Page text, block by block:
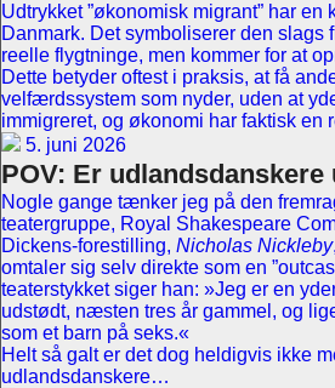
Udtrykket ”økonomisk migrant” har
Danmark. Det symboliserer den slags
reelle flygtninge, men kommer for at
Dette betyder oftest i praksis, at få
velfærdssystem som nyder, uden at
immigreret, og økonomi har faktisk en
5. juni 2026
POV: Er udlandsdanskere
Nogle gange tænker jeg på den
teatergruppe, Royal Shakespeare
Dickens-forestilling, Nicholas Nickleby
omtaler sig selv direkte som en
teaterstykket siger han: »Jeg er en
udstødt, næsten tres år gammel, og
som et barn på seks.«
Helt så galt er det dog heldigvis ikke
udlandsdanskere…